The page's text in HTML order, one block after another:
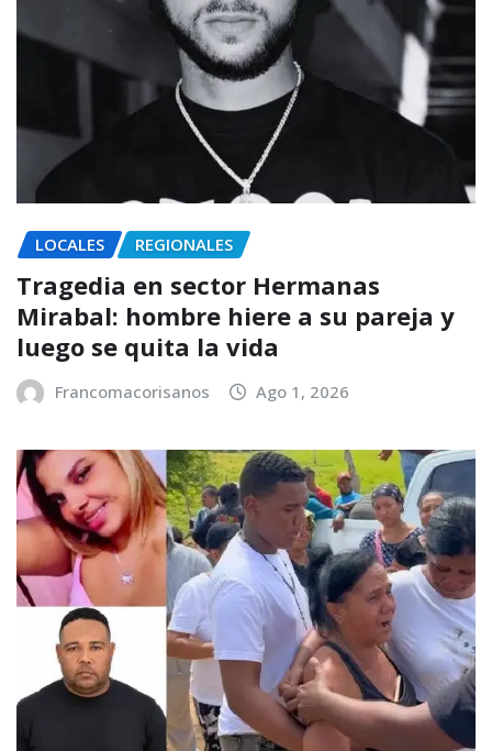
LOCALES REGIONALES
Tragedia en sector Hermanas
Mirabal: hombre hiere a su pareja y
luego se quita la vida
Francomacorisanos Ago 1, 2026